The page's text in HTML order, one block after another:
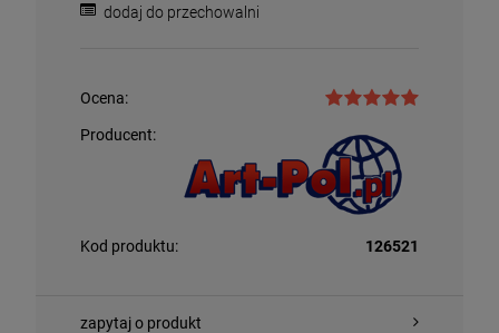
dodaj do przechowalni
Ocena:
Producent:
Kod produktu: 126521
zapytaj o produkt